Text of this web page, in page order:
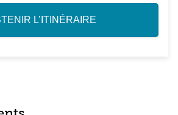
L’ITINÉRAIRE